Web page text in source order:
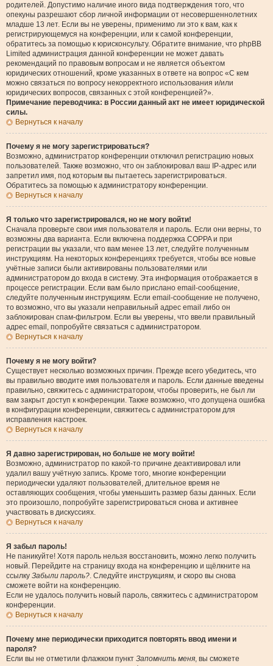
родителей. Допустимо наличие иного вида подтверждения того, что
опекуны разрешают сбор личной информации от несовершеннолетних
младше 13 лет. Если вы не уверены, применимо ли это к вам, как к
регистрирующемуся на конференции, или к самой конференции,
обратитесь за помощью к юрисконсульту. Обратите внимание, что phpBB
Limited администрация данной конференции не может давать
рекомендаций по правовым вопросам и не является объектом
юридических отношений, кроме указанных в ответе на вопрос «С кем
можно связаться по вопросу некорректного использования и/или
юридических вопросов, связанных с этой конференцией?».
Примечание переводчика: в России данный акт не имеет юридической
силы.
Вернуться к началу
Почему я не могу зарегистрироваться?
Возможно, администратор конференции отключил регистрацию новых
пользователей. Также возможно, что он заблокировал ваш IP-адрес или
запретил имя, под которым вы пытаетесь зарегистрироваться.
Обратитесь за помощью к администратору конференции.
Вернуться к началу
Я только что зарегистрировался, но не могу войти!
Сначала проверьте свои имя пользователя и пароль. Если они верны, то
возможны два варианта. Если включена поддержка COPPA и при
регистрации вы указали, что вам менее 13 лет, следуйте полученным
инструкциям. На некоторых конференциях требуется, чтобы все новые
учётные записи были активированы пользователями или
администратором до входа в систему. Эта информация отображается в
процессе регистрации. Если вам было прислано email-сообщение,
следуйте полученным инструкциям. Если email-сообщение не получено,
то возможно, что вы указали неправильный адрес email либо он
заблокирован спам-фильтром. Если вы уверены, что ввели правильный
адрес email, попробуйте связаться с администратором.
Вернуться к началу
Почему я не могу войти?
Существует несколько возможных причин. Прежде всего убедитесь, что
вы правильно вводите имя пользователя и пароль. Если данные введены
правильно, свяжитесь с администратором, чтобы проверить, не был ли
вам закрыт доступ к конференции. Также возможно, что допущена ошибка
в конфигурации конференции, свяжитесь с администратором для
исправления настроек.
Вернуться к началу
Я давно зарегистрирован, но больше не могу войти!
Возможно, администратор по какой-то причине деактивировал или
удалил вашу учётную запись. Кроме того, многие конференции
периодически удаляют пользователей, длительное время не
оставляющих сообщения, чтобы уменьшить размер базы данных. Если
это произошло, попробуйте зарегистрироваться снова и активнее
участвовать в дискуссиях.
Вернуться к началу
Я забыл пароль!
Не паникуйте! Хотя пароль нельзя восстановить, можно легко получить
новый. Перейдите на страницу входа на конференцию и щёлкните на
ссылку Забыли пароль?. Следуйте инструкциям, и скоро вы снова
сможете войти на конференцию.
Если не удалось получить новый пароль, свяжитесь с администратором
конференции.
Вернуться к началу
Почему мне периодически приходится повторять ввод имени и
пароля?
Если вы не отметили флажком пункт Запомнить меня, вы сможете